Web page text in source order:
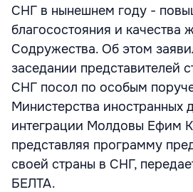
СНГ в нынешнем году -
благосостояния и качества
Содружества. Об этом
заседании представителей
СНГ посол по особым
Министерства иностранных
интеграции Молдовы Ефим
представляя программу
своей страны в СНГ,
БЕЛТА.